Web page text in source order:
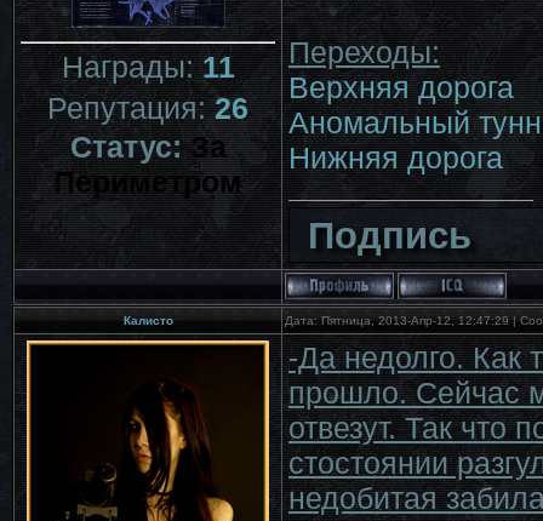
Награды:11
Репутация:26
Статус:За
Периметром
Переходы:
Верхняя дорога
Аномальный
Нижняя дорога
Подпись
Калисто Дата: Пятница, 2013-Апр-12, 12:47:29 |
-Да недолго. Как
прошло. Сейчас
отвезут. Так что
стостоянии
недобитая